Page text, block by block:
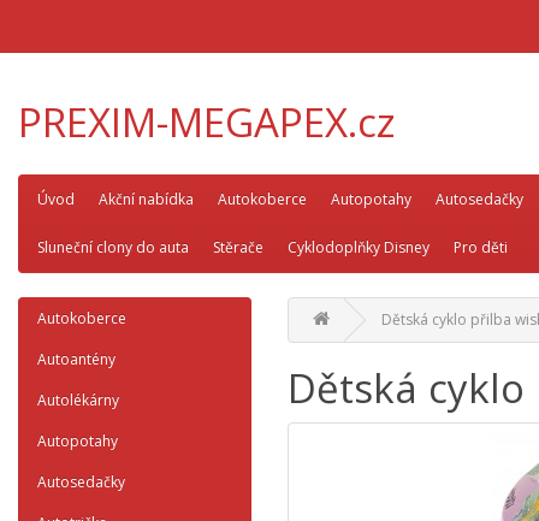
PREXIM-MEGAPEX.cz
Úvod Akční nabídka Autokoberce Autopotahy Autosedačky
Sluneční clony do auta Stěrače Cyklodoplňky Disney Pro děti
Autokoberce
Autoantény
Autolékárny
Autopotahy
Autosedačky
Dětská cyklo přilba
Dětská